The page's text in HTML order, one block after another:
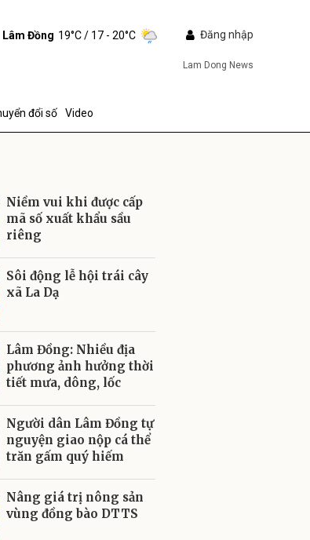
Lâm Đồng 19°C/ 17 - 20°C Đăng nhập
Lam Dong News
đổi số Video
Niềm vui khi được cấp
mã số xuất khẩu sầu
riêng
Sôi động lễ hội trái cây
xã La Dạ
Lâm Đồng: Nhiều địa
phương ảnh hưởng thời
tiết mưa, dông, lốc
Người dân Lâm Đồng tự
nguyện giao nộp cá thể
trăn gấm quý hiếm
Nâng giá trị nông sản
vùng đồng bào DTTS